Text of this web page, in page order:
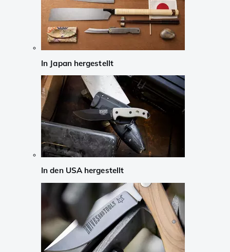
In Japan hergestellt
In den USA hergestellt